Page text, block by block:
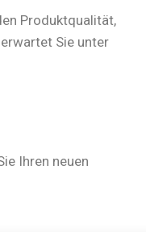
Produktqualität,
Sie unter
Ihren neuen